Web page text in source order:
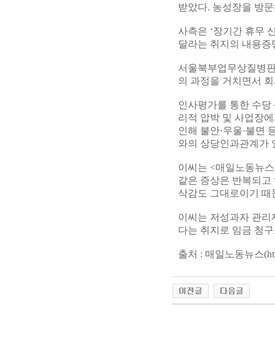
받았다. 농성장을 방
사측은 ‘장기간 휴무
달라는 취지의 내용
서울북부업무상질병
의 과정을 거치면서
인사평가를 통한 수
리적 압박 및 사업장
인해 불안·우울·불면
와의 상당인과관계가
이씨는 <매일노동뉴
같은 증상은 반복되고
삭감도 그대로이기 때
이씨는 저성과자 관리
다는 취지로 임금 청
출처 : 매일노동뉴스(